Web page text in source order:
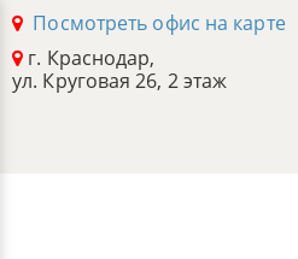
Посмотреть офис на карте
г. Краснодар,
ул. Круговая 26, 2 этаж